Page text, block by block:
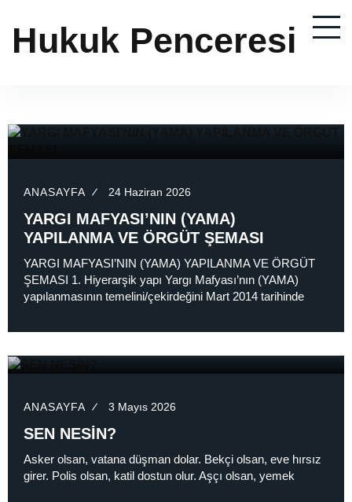
Hukuk Penceresi
ANASAYFA 24 Haziran 2026
YARGI MAFYASI’NIN (YAMA)
YAPILANMA VE ÖRGÜT ŞEMASI
YARGI MAFYASI’NIN (YAMA) YAPILANMA VE ÖRGÜT
ŞEMASI 1. Hiyerarşik yapı Yargı Mafyası’nın (YAMA)
yapılanmasının temelini/çekirdeğini Mart 2014 tarihinde
ANASAYFA 3 Mayıs 2026
SEN NESİN?
Asker olsan, vatana düşman dolar. Bekçi olsan, eve hırsız
girer. Polis olsan, katil dostun olur. Aşçı olsan, yemek